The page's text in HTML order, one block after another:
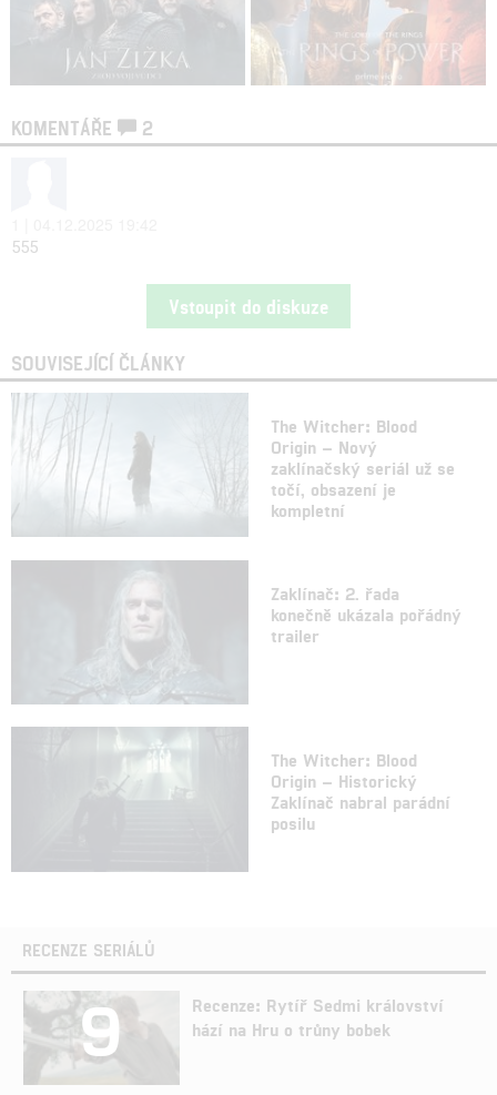
KOMENTÁŘE 2
555
Vstoupit do diskuze
SOUVISEJÍCÍ ČLÁNKY
The Witcher: Blood
Origin – Nový
zaklínačský seriál už se
točí, obsazení je
kompletní
Zaklínač: 2. řada
konečně ukázala pořádný
trailer
The Witcher: Blood
Origin – Historický
Zaklínač nabral parádní
posilu
RECENZE SERIÁLŮ
9
Recenze: Rytíř Sedmi království
hází na Hru o trůny bobek